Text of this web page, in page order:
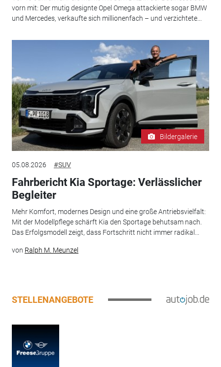
vorn mit: Der mutig designte Opel Omega attackierte sogar BMW
und Mercedes, verkaufte sich millionenfach – und verzichtete...
Bildergalerie
05.08.2026 #SUV
Fahrbericht Kia Sportage: Verlässlicher
Begleiter
Mehr Komfort, modernes Design und eine große Antriebsvielfalt:
Mit der Modellpflege schärft Kia den Sportage behutsam nach.
Das Erfolgsmodell zeigt, dass Fortschritt nicht immer radikal...
von Ralph M. Meunzel
STELLENANGEBOTE